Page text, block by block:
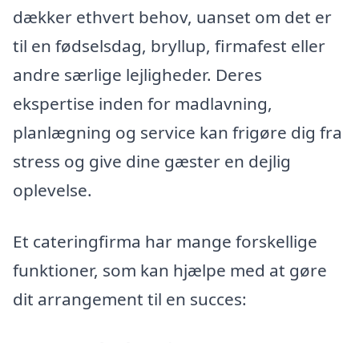
dækker ethvert behov, uanset om det er
til en fødselsdag, bryllup, firmafest eller
andre særlige lejligheder. Deres
ekspertise inden for madlavning,
planlægning og service kan frigøre dig fra
stress og give dine gæster en dejlig
oplevelse.
Et cateringfirma har mange forskellige
funktioner, som kan hjælpe med at gøre
dit arrangement til en succes: